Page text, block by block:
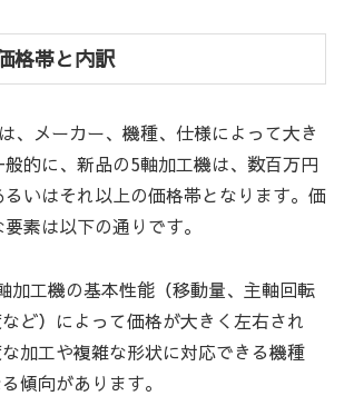
格帯と内訳
、メーカー、機種、仕様によって大き
般的に、新品の5軸加工機は、数百万円
いはそれ以上の価格帯となります。価
素は以下の通りです。
加工機の基本性能（移動量、主軸回転
ど）によって価格が大きく左右され
加工や複雑な形状に対応できる機種
傾向があります。